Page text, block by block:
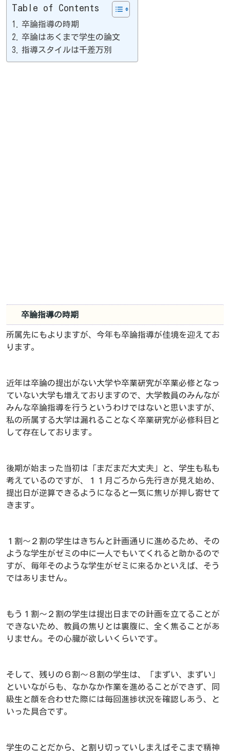
Table of Contents
卒論指導の時期
卒論はあくまで学生の論文
指導スタイルは千差万別
卒論指導の時期
所属先にもよりますが、今年も卒論指導が佳境を迎えてお
ります。
近年は卒論の提出がない大学や卒業研究が卒業必修となっ
ていない大学も増えておりますので、大学教員のみんなが
みんな卒論指導を行うというわけではないと思いますが、
私の所属する大学は漏れることなく卒業研究が必修科目と
して存在しております。
後期が始まった当初は「まだまだ大丈夫」と、学生も私も
考えているのですが、１１月ごろから先行きが見え始め、
提出日が逆算できるようになると一気に焦りが押し寄せて
きます。
１割～２割の学生はきちんと計画通りに進めるため、その
ような学生がゼミの中に一人でもいてくれると助かるので
すが、毎年そのような学生がゼミに来るかといえば、そう
ではありません。
もう１割～２割の学生は提出日までの計画を立てることが
できないため、教員の焦りとは裏腹に、全く焦ることがあ
りません。その心臓が欲しいくらいです。
そして、残りの６割～８割の学生は、「まずい、まずい」
といいながらも、なかなか作業を進めることができず、同
級生と顔を合わせた際には毎回進捗状況を確認しあう、と
いった具合です。
学生のことだから、と割り切っていしまえばそこまで精神